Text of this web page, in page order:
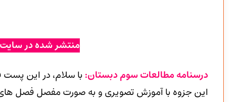
منتشر شده در سایت
درسنامه مطالعات سوم دبستان: با سلام، در این پست
این جزوه با آموزش تصویری و به صورت مفصل فصل های